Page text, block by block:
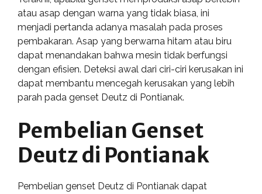
atau asap dengan warna yang tidak biasa, ini
menjadi pertanda adanya masalah pada proses
pembakaran. Asap yang berwarna hitam atau biru
dapat menandakan bahwa mesin tidak berfungsi
dengan efisien. Deteksi awal dari ciri-ciri kerusakan ini
dapat membantu mencegah kerusakan yang lebih
parah pada genset Deutz di Pontianak.
Pembelian Genset
Deutz di Pontianak
Pembelian genset Deutz di Pontianak dapat